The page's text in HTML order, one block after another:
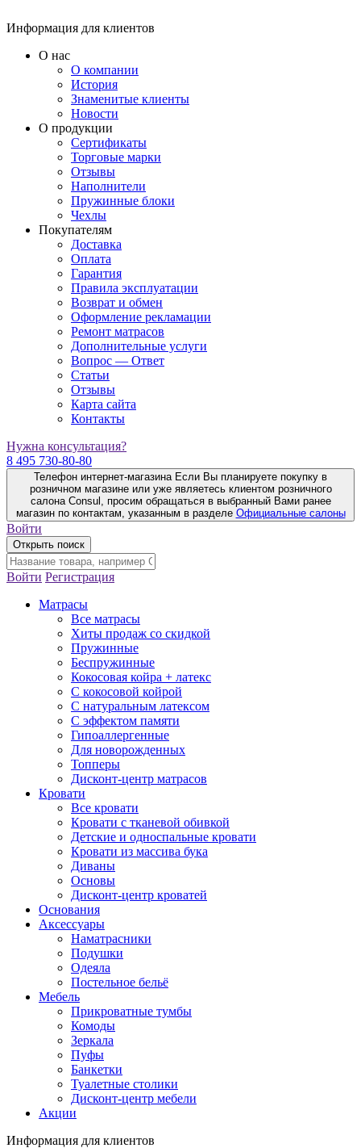
Информация для клиентов
О нас
О компании
История
Знаменитые клиенты
Новости
О продукции
Сертификаты
Торговые марки
Отзывы
Наполнители
Пружинные блоки
Чехлы
Покупателям
Доставка
Оплата
Гарантия
Правила эксплуатации
Возврат и обмен
Оформление рекламации
Ремонт матрасов
Дополнительные услуги
Вопрос — Ответ
Статьи
Отзывы
Карта сайта
Контакты
Нужна консультация?
8 495 730-80-80
Телефон интернет-магазина Если Вы планируете покупку в
розничном магазине или уже являетесь клиентом розничного
салона Consul, просим обращаться в выбранный Вами ранее
магазин по контактам, указанным в разделе Официальные салоны
Войти
Открыть поиск
Войти Регистрация
Матрасы
Все матрасы
Хиты продаж со скидкой
Пружинные
Беспружинные
Кокосовая койра + латекс
С кокосовой койрой
С натуральным латексом
С эффектом памяти
Гипоаллергенные
Для новорожденных
Топперы
Дисконт-центр матрасов
Кровати
Все кровати
Кровати с тканевой обивкой
Детские и односпальные кровати
Кровати из массива бука
Диваны
Основы
Дисконт-центр кроватей
Основания
Аксессуары
Наматрасники
Подушки
Одеяла
Постельное бельё
Мебель
Прикроватные тумбы
Комоды
Зеркала
Пуфы
Банкетки
Туалетные столики
Дисконт-центр мебели
Акции
Информация для клиентов